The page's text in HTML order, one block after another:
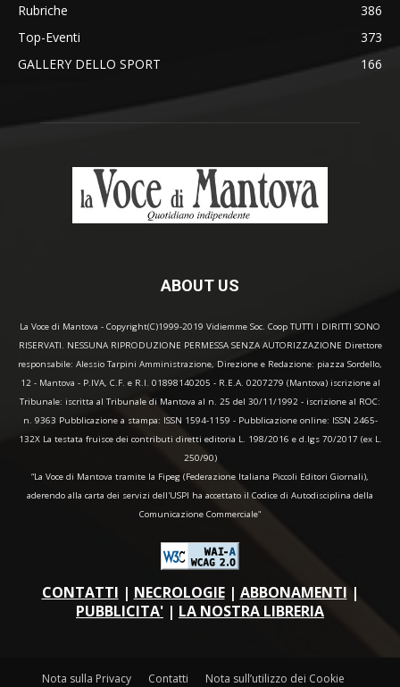
Rubriche
386
Top-Eventi
373
GALLERY DELLO SPORT
166
ABOUT US
La Voce di Mantova - Copyright(C)1999-2019 Vidiemme Soc. Coop TUTTI I DIRITTI SONO
RISERVATI. NESSUNA RIPRODUZIONE PERMESSA SENZA AUTORIZZAZIONE Direttore
responsabile: Alessio Tarpini Amministrazione, Direzione e Redazione: piazza Sordello,
12 - Mantova - P.IVA, C.F. e R.I. 01898140205 - R.E.A. 0207279 (Mantova) iscrizione al
Tribunale: iscritta al Tribunale di Mantova al n. 25 del 30/11/1992 - iscrizione al ROC:
n. 9363 Pubblicazione a stampa: ISSN 1594-1159 - Pubblicazione online: ISSN 2465-
132X La testata fruisce dei contributi diretti editoria L. 198/2016 e d.lgs 70/2017 (ex L.
250/90)
“La Voce di Mantova tramite la Fipeg (Federazione Italiana Piccoli Editori Giornali),
aderendo alla carta dei servizi dell'USPI ha accettato il Codice di Autodisciplina della
Comunicazione Commerciale"
CONTATTI | NECROLOGIE| ABBONAMENTI |
PUBBLICITA' | LA NOSTRA LIBRERIA
Nota sulla Privacy Contatti Nota sull’utilizzo dei Cookie